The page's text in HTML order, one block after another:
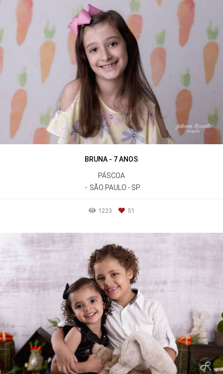
BRUNA - 7 ANOS
PÁSCOA
SÃO PAULO - SP
1223 51